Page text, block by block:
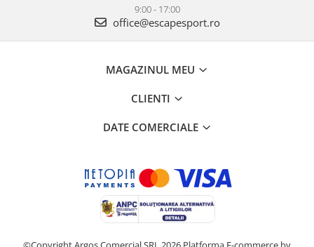
9:00 - 17:00
office@escapesport.ro
MAGAZINUL MEU
CLIENTI
DATE COMERCIALE